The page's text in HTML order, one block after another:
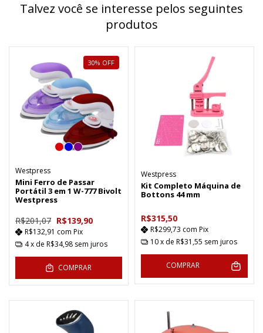
Talvez você se interesse pelos seguintes
produtos
30% OFF
Westpress
Mini Ferro de Passar
Portátil 3 em 1 W-777 Bivolt
Westpress
R$201,07 R$139,90
R$132,91 com Pix
4x de R$34,98 sem juros
COMPRAR
Westpress
Kit Completo Máquina de
Bottons 44 mm
R$315,50
R$299,73 com Pix
10x de R$31,55 sem juros
COMPRAR